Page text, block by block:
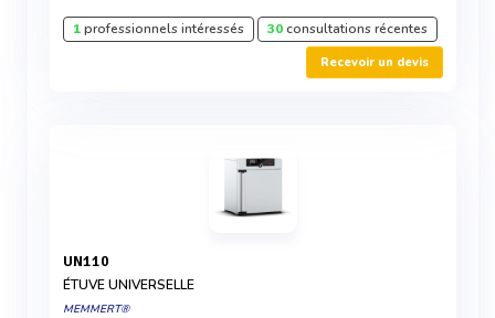
1professionnels intéressés 30consultations récentes
Recevoir un devis
UN110
ÉTUVE UNIVERSELLE
MEMMERT®